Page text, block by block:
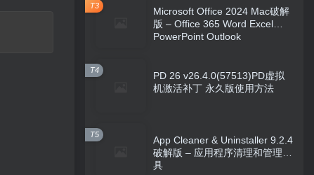
Microsoft Office 2024 Mac破解
版 – Office 365 Word Excel
PowerPoint Outlook
T3
PD 26 v26.4.0(57513)PD虚拟
机激活补丁 永久版使用方法
T4
App Cleaner & Uninstaller 9.2.4
破解版 – 应用程序清理和管理工
具
T5